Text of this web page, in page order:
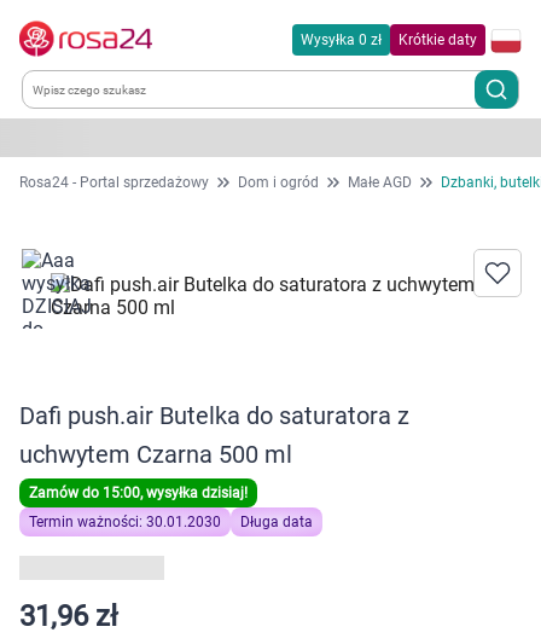
Wysyłka 0 zł Krótkie daty
Kategorie
Dla zwierząt
Zdrowie
Kobieta w ciąży i mama
Dziecko
Higiena
Rosa24 - Portal sprzedażowy Dom i ogród Małe AGD Dzbanki,
Dafi push.air Butelka do saturatora z
uchwytem Czarna 500 ml
Zamów do 15:00, wysyłka dzisiaj!
Termin ważności: 30.01.2030
Długa data
31,96 zł